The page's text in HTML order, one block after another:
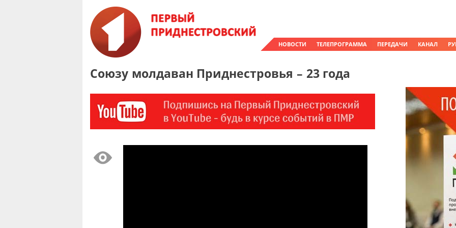
НОВОСТИ ТЕЛЕПРОГРАММА ПЕРЕДАЧИ КАНАЛ
Союзу молдаван Приднестровья – 23 года